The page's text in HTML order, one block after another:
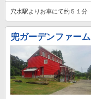
穴水駅よりお車にて約５１分
兜ガーデンファーム